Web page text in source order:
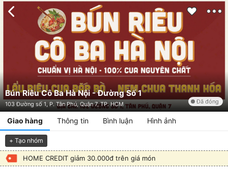
Bún Riêu Cô Ba Hà Nội - Đường Số 1
103 Đường số 1, P. Tân Phú, Quận 7, TP. HCM Đã đóng
Giao hàng Thông tin Bình luận Hình ảnh
+ Tạo nhóm
HOME CREDIT giảm 30.000đ trên giá món